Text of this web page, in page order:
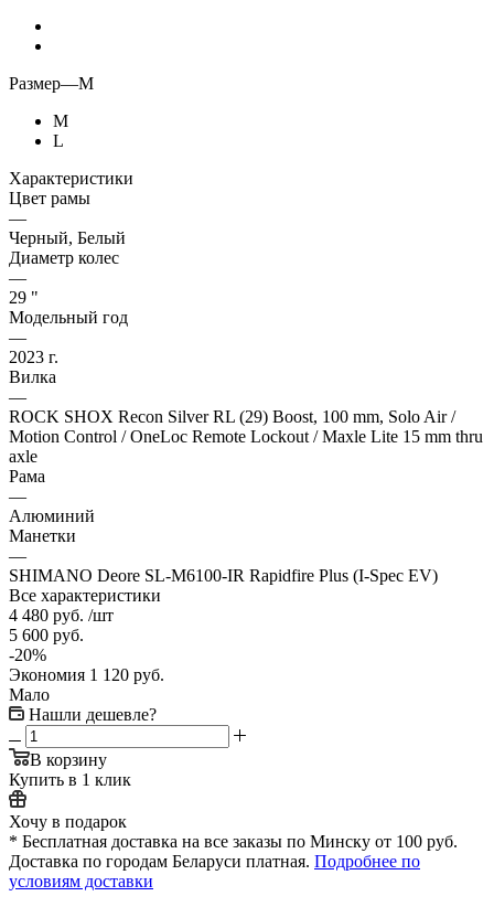
Размер—M
M
L
Характеристики
Цвет рамы
—
Черный, Белый
Диаметр колес
—
29 "
Модельный год
—
2023 г.
Вилка
—
ROCK SHOX Recon Silver RL (29) Boost, 100 mm, Solo Air /
Motion Control / OneLoc Remote Lockout / Maxle Lite 15 mm thru
axle
Рама
—
Алюминий
Манетки
—
SHIMANO Deore SL-M6100-IR Rapidfire Plus (I-Spec EV)
Все характеристики
4 480 руб. /шт
5 600 руб.
-20%
Экономия 1 120 руб.
Мало
Нашли дешевле?
В корзину
Купить в 1 клик
Хочу в подарок
* Бесплатная доставка на все заказы по Минску от 100 руб.
Доставка по городам Беларуси платная. Подробнее по
условиям доставки